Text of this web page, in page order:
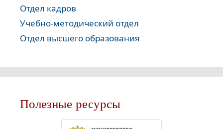
Отдел кадров
Учебно-методический отдел
Отдел высшего образования
Полезные ресурсы